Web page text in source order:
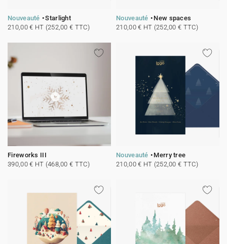
Nouveauté
Starlight
210,00 € HT (252,00 € TTC)
Nouveauté
New spaces
210,00 € HT (252,00 € TTC)
Fireworks III
390,00 € HT (468,00 € TTC)
Nouveauté
Merry tree
210,00 € HT (252,00 € TTC)